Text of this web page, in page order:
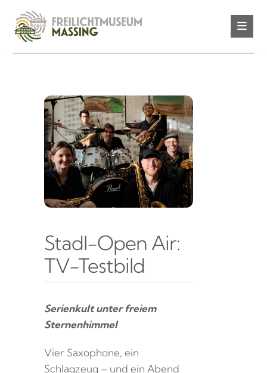
Stadl-Open Air:
TV-Testbild
Serienkult unter freiem
Sternenhimmel
Vier Saxophone, ein
Schlagzeug – und ein Abend